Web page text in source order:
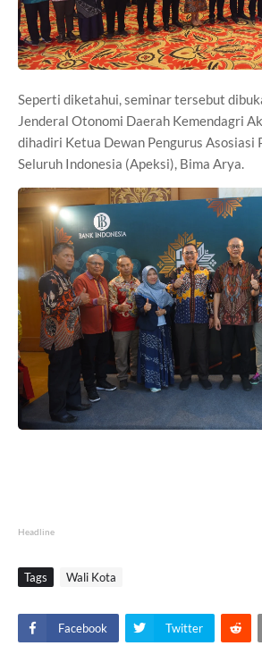
Seperti diketahui, seminar tersebut
Jenderal Otonomi Daerah Kemendagri
dihadiri Ketua Dewan Pengurus Asosiasi
Seluruh Indonesia (Apeksi), Bima Arya.
Headline
Tags Wali Kota
Facebook Twitter